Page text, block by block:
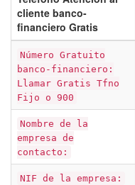
cliente banco-
financiero Gratis
Número Gratuito
banco-financiero:
Llamar Gratis Tfno
Fijo o 900
Nombre de la
empresa de
contacto:
NIF de la empresa: